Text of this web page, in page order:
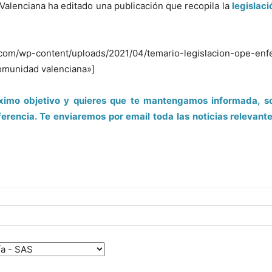
ha editado una publicación que recopila la
wp-content/uploads/2021/04/temario-legislacion-ope-
valenciana»]
objetivo y quieres que te mantengamos informada,
Te enviaremos por email toda las noticias